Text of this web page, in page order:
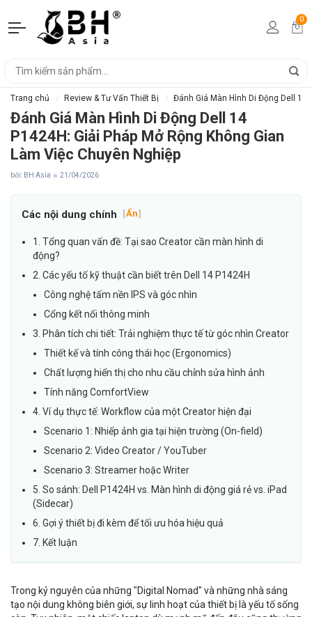
0
Trang chủ Review & Tư Vấn Thiết Bị Đánh Giá Màn Hình Di Động Dell 14
Đánh Giá Màn Hình Di Động Dell 14
P1424H: Giải Pháp Mở Rộng Không Gian
Làm Việc Chuyên Nghiệp
bởi: BH Asia 21/04/2026
Các nội dung chính [Ẩn]
1. Tổng quan vấn đề: Tại sao Creator cần màn hình di
động?
2. Các yếu tố kỹ thuật cần biết trên Dell 14 P1424H
Công nghệ tấm nền IPS và góc nhìn
Cổng kết nối thông minh
3. Phân tích chi tiết: Trải nghiệm thực tế từ góc nhìn Creator
Thiết kế và tính công thái học (Ergonomics)
Chất lượng hiển thị cho nhu cầu chỉnh sửa hình ảnh
Tính năng ComfortView
4. Ví dụ thực tế: Workflow của một Creator hiện đại
Scenario 1: Nhiếp ảnh gia tại hiện trường (On-field)
Scenario 2: Video Creator / YouTuber
Scenario 3: Streamer hoặc Writer
5. So sánh: Dell P1424H vs. Màn hình di động giá rẻ vs. iPad
(Sidecar)
6. Gợi ý thiết bị đi kèm để tối ưu hóa hiệu quả
7. Kết luận
Trong kỷ nguyên của những "Digital Nomad" và những nhà sáng
tạo nội dung không biên giới, sự linh hoạt của thiết bị là yếu tố sống